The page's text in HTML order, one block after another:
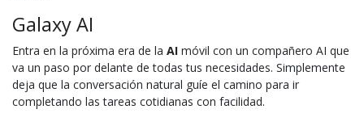
Galaxy AI
Entra en la próxima era de la AI móvil con un compañero AI que
va un paso por delante de todas tus necesidades. Simplemente
deja que la conversación natural guíe el camino para ir
completando las tareas cotidianas con facilidad.